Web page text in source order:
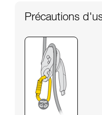
Précautions